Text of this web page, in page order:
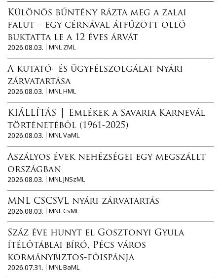
Különös bűntény rázta meg a zalai
falut – egy cérnával átfűzött olló
buktatta le a 12 éves árvát
2026.08.03.
MNL ZML
A kutató- és ügyfélszolgálat nyári
zárvatartása
2026.08.03.
MNL HML
KIÁLLÍTÁS │ Emlékek a Savaria Karnevál
történetéből (1961-2025)
2026.08.03.
MNL VaML
Aszályos évek nehézségei egy megszállt
országban
2026.08.03.
MNL JNSzML
MNL CSCSVL nyári zárvatartás
2026.08.03.
MNL CsML
Száz éve hunyt el Gosztonyi Gyula
ítélőtáblai bíró, Pécs város
kormánybiztos-főispánja
2026.07.31.
MNL BaML